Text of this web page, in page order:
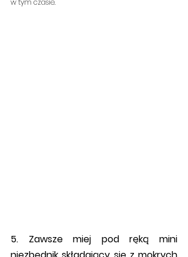
w tym czasie.
5. Zawsze miej pod ręką mini